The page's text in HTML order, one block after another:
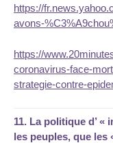
https://
avons-
https://
coronavirus-face-
strategie-contre-
11. La politique d’ «
les peuples, que